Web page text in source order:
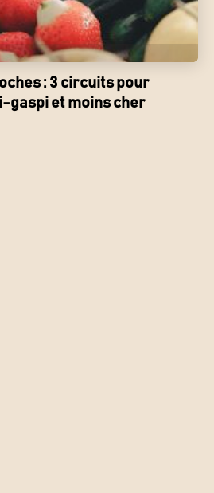
: 3 circuits pour
gaspi et moins cher